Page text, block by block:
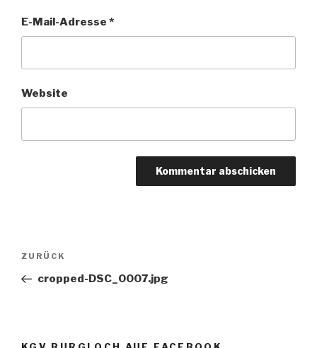
E-Mail-Adresse *
Website
Beitragsnavigation
Vorheriger
Beitrag
ZURÜCK
cropped-DSC_0007.jpg